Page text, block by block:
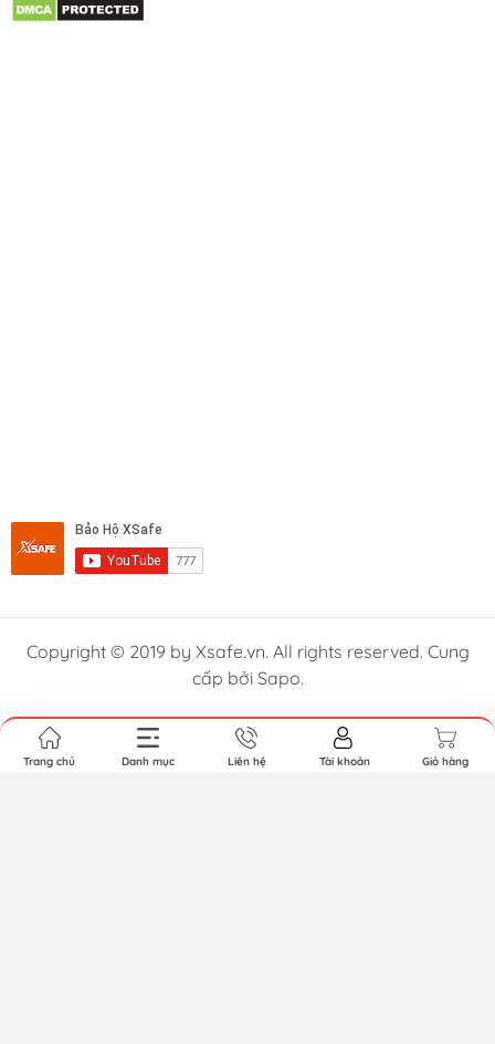
Copyright © 2019 by Xsafe.vn. All rights reserved. Cung
cấp bởi Sapo.
Trang chủ Danh mục Liên hệ Tài khoản Giỏ hàng